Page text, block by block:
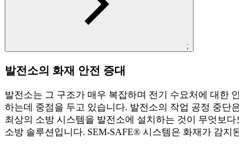
;
발전소의 화재 안전 증대
발전소는 그 구조가 매우 복잡하며 전기 수요처에 대한
하는데 중점을 두고 있습니다. 발전소의 작업 공정 중단
최상의 소방 시스템을 발전소에 설치하는 것이 무엇보
소방 솔루션입니다. SEM-SAFE® 시스템은 화재가 감지